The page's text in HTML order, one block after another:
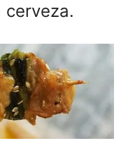
cerveza.